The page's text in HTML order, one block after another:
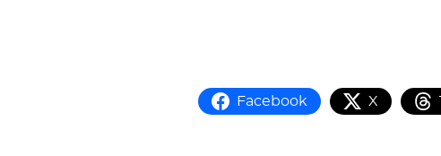
Facebook X